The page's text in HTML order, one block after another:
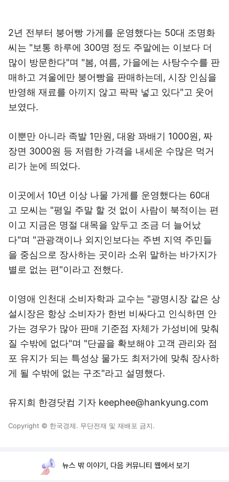
2년 전부터 붕어빵 가게를 운영했다는 50대 조명화
씨는 "보통 하루에 300명 정도 주말에는 이보다 더
많이 방문한다"며 "봄, 여름, 가을에는 사탕수수를 판
매하고 겨울에만 붕어빵을 판매하는데, 시장 인심을
반영해 재료를 아끼지 않고 팍팍 넣고 있다"고 웃어
보였다.
이뿐만 아니라 족발 1만원, 대왕 꽈배기 1000원, 짜
장면 3000원 등 저렴한 가격을 내세운 수많은 먹거
리가 눈에 띄었다.
이곳에서 10년 이상 나물 가게를 운영했다는 60대
고 모씨는 "평일 주말 할 것 없이 사람이 북적이는 편
이고 지금은 명절 대목을 앞두고 조금 더 늘어났
다"며 "관광객이나 외지인보다는 주변 지역 주민들
을 중심으로 장사하는 곳이라 소위 말하는 바가지가
별로 없는 편"이라고 전했다.
이영애 인천대 소비자학과 교수는 "광명시장 같은 상
설시장은 항상 소비자가 한번 비싸다고 인식하면 안
가는 경우가 많아 판매 기준점 자체가 가성비에 맞춰
질 수밖에 없다"며 "단골을 확보해야 고객 관리와 점
포 유지가 되는 특성상 물가도 최저가에 맞춰 장사하
게 될 수밖에 없는 구조"라고 설명했다.
유지희 한경닷컴 기자 keephee@hankyung.com
Copyright © 한국경제. 무단전재 및 재배포 금지.
뉴스 밖 이야기, 다음 커뮤니티 웹에서 보기